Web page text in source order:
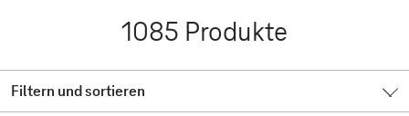
1085 Produkte
Filtern und sortieren